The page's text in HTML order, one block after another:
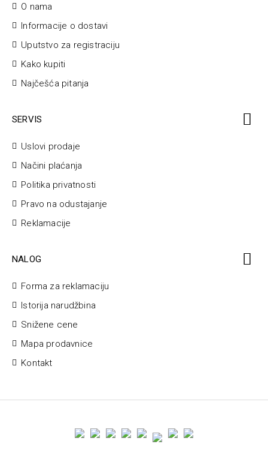
O nama
Informacije o dostavi
Uputstvo za registraciju
Kako kupiti
Najčešća pitanja
SERVIS
Uslovi prodaje
Načini plaćanja
Politika privatnosti
Pravo na odustajanje
Reklamacije
NALOG
Forma za reklamaciju
Istorija narudžbina
Snižene cene
Mapa prodavnice
Kontakt